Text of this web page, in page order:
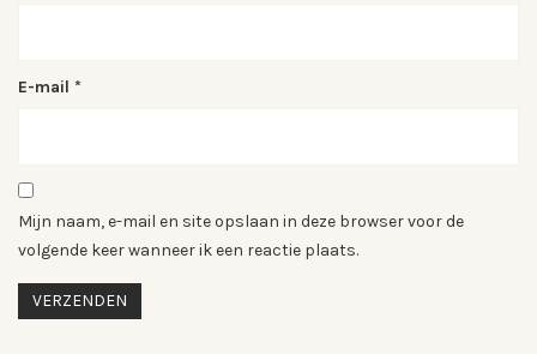
E-mail *
Mijn naam, e-mail en site opslaan in deze browser voor de
volgende keer wanneer ik een reactie plaats.